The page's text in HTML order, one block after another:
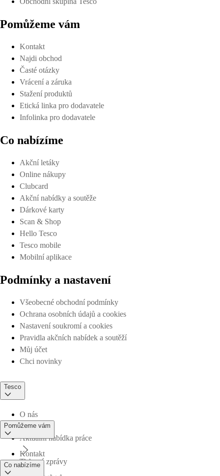
Pomůžeme vám
Kontakt
Najdi obchod
Časté otázky
Vrácení a záruka
Stažení produktů
Etická linka pro dodavatele
Infolinka pro dodavatele
Co nabízíme
Akční letáky
Online nákupy
Clubcard
Akční nabídky a soutěže
Dárkové karty
Scan & Shop
Hello Tesco
Tesco mobile
Mobilní aplikace
Podmínky a nastavení
Všeobecné obchodní podmínky
Ochrana osobních údajů a cookies
Nastavení soukromí a cookies
Pravidla akčních nabídek a soutěží
Můj účet
Chci novinky
Tesco
O nás
Aktuální nabídka práce
Tiskové zprávy
Pomůžeme vám
Kontakt
Co nabízíme